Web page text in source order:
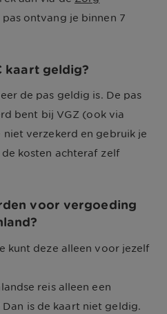
pas ontvang je binnen 7
kaart geldig?
de pas geldig is. De pas
bent bij VGZ (ook via
niet verzekerd en gebruik je
kosten achteraf zelf
voor vergoeding
kunt deze alleen voor jezelf
reis alleen een
is de kaart niet geldig.